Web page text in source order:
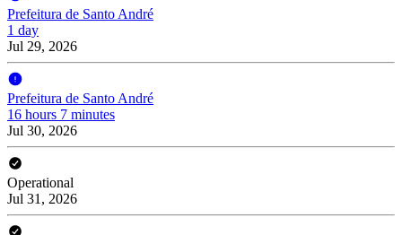
Prefeitura de Santo André
1 day
Jul 29, 2026
Prefeitura de Santo André
16 hours 7 minutes
Jul 30, 2026
Operational
Jul 31, 2026